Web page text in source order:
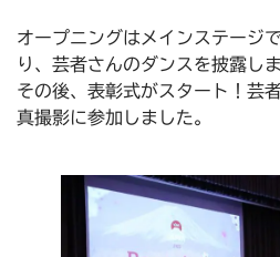
オープニングはメインステージ
り、芸者さんのダンスを披露しま
その後、表彰式がスタート！芸
真撮影に参加しました。